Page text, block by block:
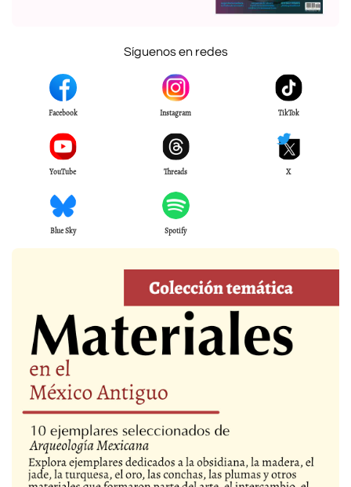
Síguenos en redes
Facebook Instagram TikTok
YouTube Threads X
Blue Sky Spotify